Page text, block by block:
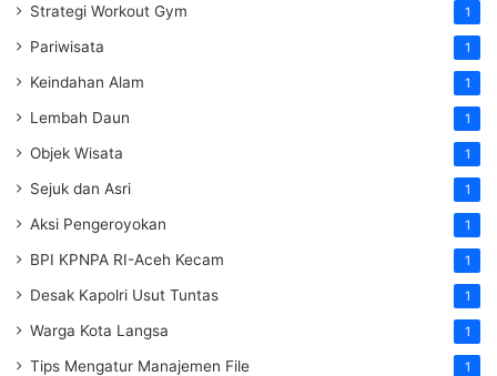
Strategi Workout Gym 1
Pariwisata 1
Keindahan Alam 1
Lembah Daun 1
Objek Wisata 1
Sejuk dan Asri 1
Aksi Pengeroyokan 1
BPI KPNPA RI-Aceh Kecam 1
Desak Kapolri Usut Tuntas 1
Warga Kota Langsa 1
Tips Mengatur Manajemen File 1